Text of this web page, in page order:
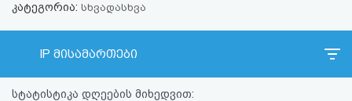
კითხვა-
ავტორიზაცია
კატეგორია: სხვადასხვა
IP მისამართები
სტატისტიკა დღეების მიხედვით: